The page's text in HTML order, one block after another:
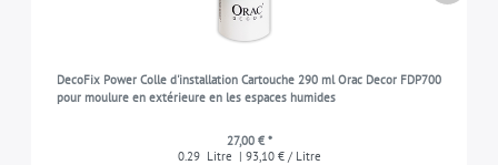
DecoFix Power Colle d'installation Cartouche 290 ml Orac Decor FDP700
pour moulure en extérieure en les espaces humides
27,00 € *
0.29 Litre | 93,10 € / Litre